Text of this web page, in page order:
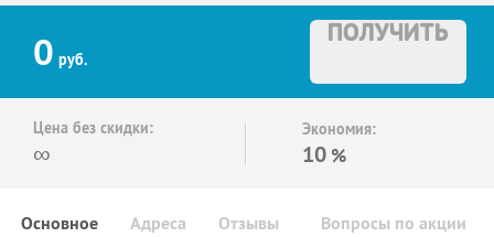
0 руб.
ПОЛУЧИТЬ
Цена без скидки:
∞
Экономия:
10 %
Основное Отзывы Вопросы по акции
Адреса